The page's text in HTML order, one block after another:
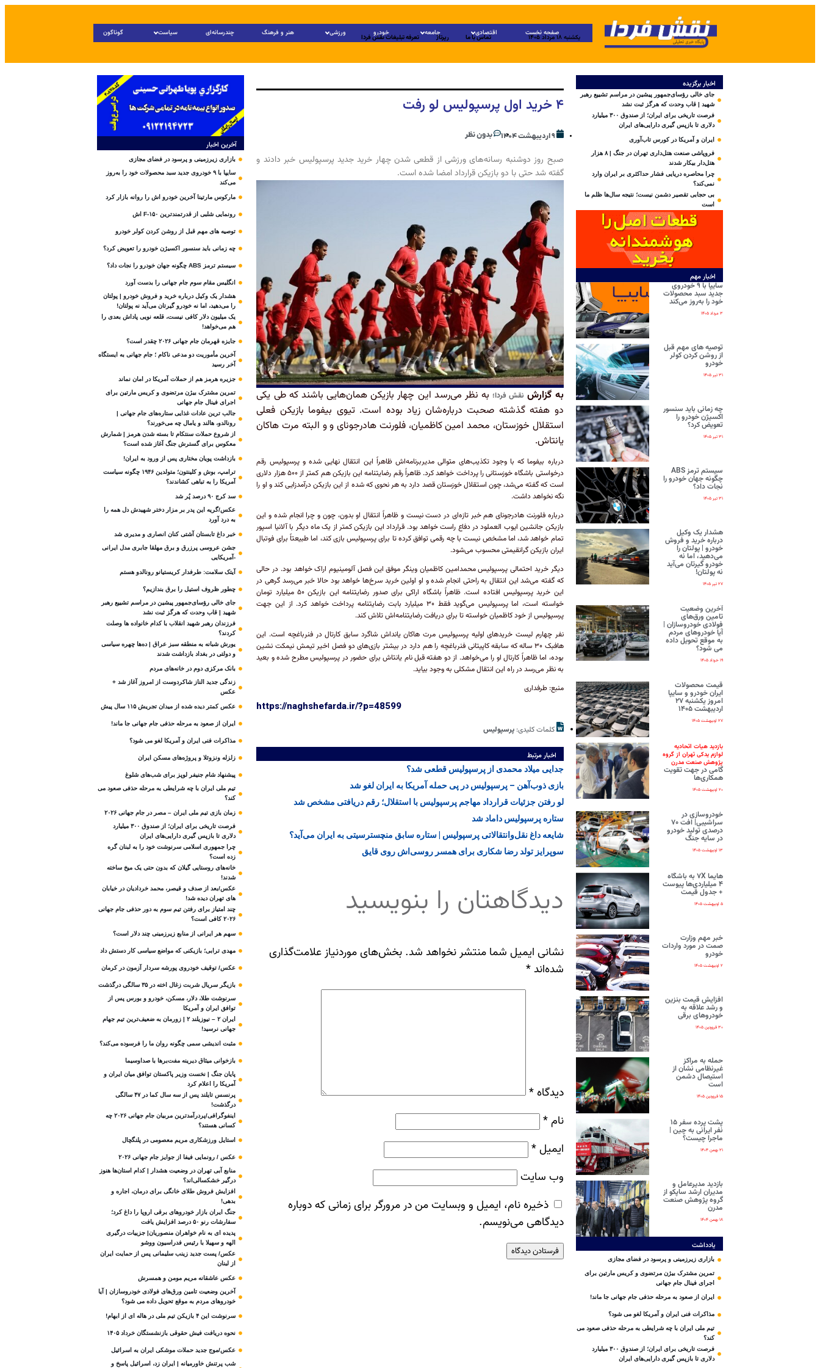
صفحه نخست اقتصادی جامعه خودرو ورزشی هنر و فرهنگ چندرسانه‌ای سیاست گوناگون
یکشنبه ۱۸ مرداد ۱۴۰۵ تماس با ما رپرتاژ تعرفه تبلیغات نقش فردا
اخبار برگزیده
جای خالی رؤسای‌جمهور پیشین در مراسم تشییع رهبر
شهید | قاب وحدت که هرگز ثبت نشد
فرصت تاریخی برای ایران؛ از صندوق ۳۰۰ میلیارد
دلاری تا بازپس گیری دارایی‌های ایران
ایران و آمریکا در کورس تاب‌آوری
فروپاشی صنعت هتل‌داری تهران در جنگ | ۸ هزار
هتل‌دار بیکار شدند
چرا محاصره دریایی فشار حداکثری بر ایران وارد
نمی‌کند؟
بی‌ حجابی تقصیر دشمن نیست؛ نتیجه سال‌ها ظلم ما
است
اخبار مهم
سایپا با ۹ خودروی
جدید سبد محصولات
خود را به‌روز می‌کند
۳ مرداد ۱۴۰۵
توصیه های مهم قبل
از روشن کردن کولر
خودرو
۳۱ تیر ۱۴۰۵
چه زمانی باید سنسور
اکسیژن خودرو را
تعویض کرد؟
۳۱ تیر ۱۴۰۵
سیستم ترمز ABS
چگونه جهان خودرو را
نجات داد؟
۳۱ تیر ۱۴۰۵
هشدار یک وکیل
درباره خرید و فروش
خودرو | پولتان را
می‌دهید، اما نه
خودرو گیرتان می‌آید
نه پولتان!
۲۷ تیر ۱۴۰۵
آخرین وضعیت
تامین ورق‌های
فولادی خودروسازان |
آیا خودروهای مردم
به موقع تحویل داده
می شود؟
۱۹ خرداد ۱۴۰۵
قیمت محصولات
ایران‌ خودرو و سایپا
امروز یکشنبه ۲۷
اردیبهشت ۱۴۰۵
۲۷ اردیبهشت ۱۴۰۵
بازدید هیات اتحادیه
لوازم یدکی تهران از گروه
پژوهش صنعت مدرن
گامی در جهت تقویت
همکاری‌ها
۲۰ اردیبهشت ۱۴۰۵
خودروسازی در
سراشیبی| افت ۷۰
درصدی تولید خودرو
در سایه جنگ
۱۳ اردیبهشت ۱۴۰۵
هایما ۷X به باشگاه
۴ میلیاردی‌ها پیوست
+ جدول قیمت
۵ اردیبهشت ۱۴۰۵
خبر مهم وزارت
صمت در مورد واردات
خودرو
۲ اردیبهشت ۱۴۰۵
افزایش قیمت بنزین
و رشد علاقه به
خودروهای برقی
۳۰ فروردین ۱۴۰۵
حمله به مراکز
غیرنظامی نشان از
استیصال دشمن
است
۱۵ فروردین ۱۴۰۵
پشت پرده سفر ۱۵
نفر ایرانی‌ به چین |
ماجرا چیست؟
۲۱ بهمن ۱۴۰۴
بازدید مدیرعامل و
مدیران ارشد ساپکو از
گروه پژوهش صنعت
مدرن
۱۸ بهمن ۱۴۰۴
یادداشت
بازاری زیرزمینی و پرسود در فضای مجازی
تمرین مشترک بیژن مرتضوی و کریس مارتین برای
اجرای فینال جام جهانی
ایران از صعود به مرحله حذفی جام جهانی جا ماند!
مذاکرات فنی ایران و آمریکا لغو می شود؟
تیم ملی ایران با چه شرایطی به مرحله حذفی صعود می
کند؟
فرصت تاریخی برای ایران؛ از صندوق ۳۰۰ میلیارد
دلاری تا بازپس گیری دارایی‌های ایران
۴ خرید اول پرسپولیس لو رفت
۹ اردیبهشت ۱۴۰۴ بدون نظر
صبح روز دوشنبه رسانه‌های ورزشی از قطعی شدن چهار خرید جدید پرسپولیس خبر دادند و
گفته شد حتی با دو بازیکن قرارداد امضا شده است.
به گزارش نقش فردا؛ به نظر می‌رسد این چهار بازیکن همان‌هایی باشند که طی یکی
دو هفته گذشته صحبت درباره‌شان زیاد بوده است. تیوی بیفوما بازیکن فعلی
استقلال خوزستان، محمد امین کاظمیان، فلورنت هادرجونای و و البته مرت هاکان
یانتاش.
درباره بیفوما که با وجود تکذیب‌های متوالی مدیربرنامه‌اش ظاهراً این انتقال نهایی شده و پرسپولیس رقم
درخواستی باشگاه خوزستانی را پرداخت خواهد کرد. ظاهراً رقم رضایتنامه این بازیکن هم کمتر از ۵۰۰ هزار دلاری
است که گفته می‌شد، چون استقلال خوزستان قصد دارد به هر نحوی که شده از این بازیکن درآمدزایی کند و او را
نگه نخواهد داشت.
درباره فلورنت هادرجونای هم خبر تازه‌ای در دست نیست و ظاهراً انتقال او بدون، چون و چرا انجام شده و این
بازیکن جانشین ایوب العملود در دفاع راست خواهد بود. قرارداد این بازیکن کمتر از یک ماه دیگر با آلانیا اسپور
تمام خواهد شد، اما مشخص نیست با چه رقمی توافق کرده تا برای پرسپولیس بازی کند، اما طبیعتاً برای فوتبال
ایران بازیکن گرانقیمتی محسوب می‌شود.
دیگر خرید احتمالی پرسپولیس محمدامین کاظمیان وینگر موفق این فصل آلومینیوم اراک خواهد بود. در حالی
که گفته می‌شد این انتقال به راحتی انجام شده و او اولین خرید سرخ‌ها خواهد بود حالا خبر می‌رسد گرهی در
این خرید پرسپولیس افتاده است. ظاهراً باشگاه اراکی برای صدور رضایتنامه این بازیکن ۵۰ میلیارد تومان
خواسته است، اما پرسپولیس می‌گوید فقط ۳۰ میلیارد بابت رضایتنامه پرداخت خواهد کرد. از این جهت
پرسپولیس از خود کاظمیان خواسته تا برای دریافت رضایتنامه‌اش تلاش کند.
نفر چهارم لیست خرید‌های اولیه پرسپولیس مرت هاکان یانداش شاگرد سابق کارتال در فنرباغچه است. این
هافبک ۳۰ ساله که سابقه کاپیتانی فنرباغچه را هم دارد در بیشتر بازی‌های دو فصل اخیر تیمش نیمکت نشین
بوده، اما ظاهراً کارتال او را می‌خواهد. از دو هفته قبل نام یانتاش برای حضور در پرسپولیس مطرح شده و بعید
به نظر می‌رسد در راه این انتقال مشکلی به وجود بیاید.
منبع: طرفداری
https://naghshefarda.ir/?p=48599
کلمات کلیدی: پرسپولیس
اخبار مرتبط
جدایی میلاد محمدی از پرسپولیس قطعی شد؟
بازی ذوب‌آهن – پرسپولیس در پی حمله آمریکا به ایران لغو شد
لو رفتن جزئیات قرارداد مهاجم پرسپولیس با استقلال؛ رقم دریافتی مشخص شد
ستاره پرسپولیس داماد شد
شایعه داغ نقل‌وانتقالاتی پرسپولیس | ستاره سابق منچسترسیتی به ایران می‌آید؟
سوپرایز تولد رضا شکاری برای همسر روسی‌اش روی قایق
دیدگاهتان را بنویسید
نشانی ایمیل شما منتشر نخواهد شد. بخش‌های موردنیاز علامت‌گذاری
شده‌اند*
دیدگاه*
نام*
ایمیل*
وب‌ سایت
ذخیره نام، ایمیل و وبسایت من در مرورگر برای زمانی که دوباره
دیدگاهی می‌نویسم.
آخرین اخبار
بازاری زیرزمینی و پرسود در فضای مجازی
سایپا با ۹ خودروی جدید سبد محصولات خود را به‌روز
می‌کند
مارکوس مارتینا آخرین خودرو اش را روانه بازار کرد
رونمایی شلبی از قدرتمندترین F-۱۵۰ اش
توصیه های مهم قبل از روشن کردن کولر خودرو
چه زمانی باید سنسور اکسیژن خودرو را تعویض کرد؟
سیستم ترمز ABS چگونه جهان خودرو را نجات داد؟
انگلیس مقام سوم جام‌ جهانی را بدست آورد
هشدار یک وکیل درباره خرید و فروش خودرو | پولتان
را می‌دهید، اما نه خودرو گیرتان می‌آید نه پولتان!
یک میلیون دلار کافی نیست، قلعه‌ نویی پاداش بعدی را
هم می‌خواهد!
جایزه قهرمان جام جهانی ۲۰۲۶ چقدر است؟
آخرین مأموریت دو مدعی ناکام ؛ جام جهانی به ایستگاه
آخر رسید
جزیره هرمز هم از حملات آمریکا در امان نماند
تمرین مشترک بیژن مرتضوی و کریس مارتین برای
اجرای فینال جام جهانی
جالب ترین عادات غذایی ستاره‌های جام جهانی |
رونالدو، هالند و یامال چه می‌خورند؟
از شروع حملات سنتکام تا بسته شدن هرمز | شمارش
معکوس برای گسترش جنگ آغاز شده است؟
بازداشت پویان مختاری پس از ورود به ایران!
ترامپ، بوش و کلینتون؛ متولدین ۱۹۴۶ چگونه سیاست
آمریکا را به تباهی کشاندند؟
سد کرج ۹۰ درصد پُر شد
عکس/گریه این پدر بر مزار دختر شهیدش دل همه را
به درد آورد
خبر داغ تابستان آشتی کنان انصاری و مدیری شد
جشن عروسی پرزرق و برق مهلقا جابری مدل ایرانی
-آمریکایی
آیتک سلامت: طرفدار کریستیانو رونالدو هستم
چطور ظروف استیل را برق بندازیم؟
جای خالی رؤسای‌جمهور پیشین در مراسم تشییع رهبر
شهید | قاب وحدت که هرگز ثبت نشد
فرزندان رهبر شهید انقلاب با کدام خانواده ها وصلت
کردند؟
یورش شبانه به منطقه سبز عراق | ده‌ها چهره سیاسی
و دولتی در بغداد بازداشت شدند
بانک مرکزی دوم در خانه‌های مردم
زندگی جدید الناز شاکردوست از امروز آغاز شد +
عکس
عکس کمتر دیده شده از میدان تجریش ۱۱۵ سال پیش
ایران از صعود به مرحله حذفی جام جهانی جا ماند!
مذاکرات فنی ایران و آمریکا لغو می شود؟
زلزله ونزوئلا و پروژه‌های مسکن ایران
پیشنهاد شام جنیفر لوپز برای شب‌های شلوغ
تیم ملی ایران با چه شرایطی به مرحله حذفی صعود می
کند؟
زمان بازی تیم ملی ایران – مصر در جام جهانی ۲۰۲۶
فرصت تاریخی برای ایران؛ از صندوق ۳۰۰ میلیارد
دلاری تا بازپس گیری دارایی‌های ایران
چرا جمهوری اسلامی سرنوشت خود را به لبنان گره
زده است؟
خانه‌های روستایی گیلان که بدون حتی یک میخ ساخته
شدند!
عکس/بعد از صدف و قیصر، محمد خردادیان در خیابان
های تهران دیده شد!
چند امتیاز برای رفتن تیم سوم به دور حذفی جام جهانی
۲۰۲۶ کافی است؟
سهم هر ایرانی از منابع زیرزمینی چند دلار است؟
مهدی ترابی؛ بازیکنی که مواضع سیاسی‌ کار دستش داد
عکس/ توقیف خودروی پورشه سردار آزمون در کرمان
بازیگر سریال شربت زغال‌ اخته در ۳۵ سالگی درگذشت
سرنوشت طلا، دلار، مسکن، خودرو و بورس پس از
توافق ایران و آمریکا
ایران ۲ – نیوزیلند ۲ | زورمان به ضعیف‌ترین تیم جهام
جهانی نرسید!
مثبت‌ اندیشی سمی چگونه روان ما را فرسوده می‌کند؟
بازخوانی میثاق دیرینه مفت‌برها با صداوسیما
پایان جنگ | نخست وزیر پاکستان توافق میان ایران و
آمریکا را اعلام کرد
پرنسس تایلند پس از سه سال کما در ۴۷ سالگی
درگذشت!
اینفوگرافی/پردرآمدترین مربیان جام جهانی ۲۰۲۶ چه
کسانی هستند؟
استایل ورزشکاری مریم معصومی در پلنگچال
عکس / رونمایی فیفا از جوایز جام جهانی ۲۰۲۶
منابع آبی تهران در وضعیت هشدار | کدام استان‌ها هنوز
درگیر خشکسالی‌اند؟
افزایش فروش طلای خانگی برای درمان، اجاره و
بدهی!
جنگ ایران بازار خودروهای برقی اروپا را داغ کرد؛
سفارشات رنو ۵۰ درصد افزایش یافت
پدیده ای به نام خواهران منصوریان| جزییات درگیری
الهه و سهیلا با رئیس فدراسیون ووشو
عکس/ پست جدید زینب سلیمانی پس از حمایت ایران
از لبنان
عکس عاشقانه مریم مومن و همسرش
آخرین وضعیت تامین ورق‌های فولادی خودروسازان | آیا
خودروهای مردم به موقع تحویل داده می شود؟
سرنوشت این ۴ بازیکن تیم ملی در هاله ای از ابهام!
نحوه دریافت فیش حقوقی بازنشستگان خرداد ۱۴۰۵
عکس/موج جدید حملات موشکی ایران به اسرائیل
شب پرتنش خاورمیانه | ایران زد، اسرائیل پاسخ و